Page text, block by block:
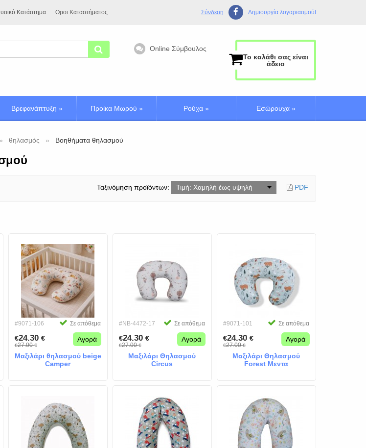
Σύνδεση Δημιουργία λογαριασμούt
Κατάστημα Οροι Καταστήματος
Online Σύμβουλος
Το καλάθι σας είναι
άδειο
Βρεφανάπτυξη » Προίκα Μωρού » Ρούχα » Εσώρουχα »
θηλασμός Βοηθήματα θηλασμού
Ταξινόμηση προϊόντων: Τιμή: Χαμηλή έως υψηλή PDF
#9071-106 Σε απόθεμα
€24.30 €
€27.00€
Αγορά
Μαξιλάρι θηλασμού beige
Camper
#NB-4472-17 Σε απόθεμα
€24.30 €
€27.00€
Αγορά
Μαξιλάρι Θηλασμού
Circus
#9071-101 Σε απόθεμα
€24.30 €
€27.00€
Αγορά
Μαξιλάρι Θηλασμού
Forest Μεντα